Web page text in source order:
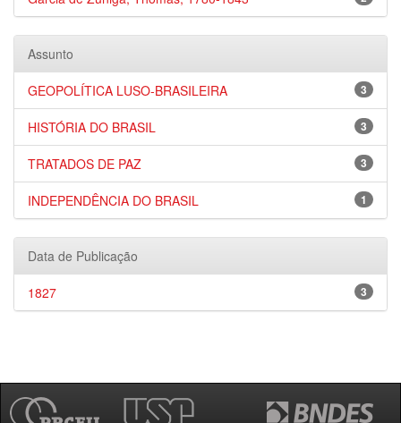
Assunto
3
GEOPOLÍTICA LUSO-BRASILEIRA
3
HISTÓRIA DO BRASIL
3
TRATADOS DE PAZ
1
INDEPENDÊNCIA DO BRASIL
Data de Publicação
3
1827